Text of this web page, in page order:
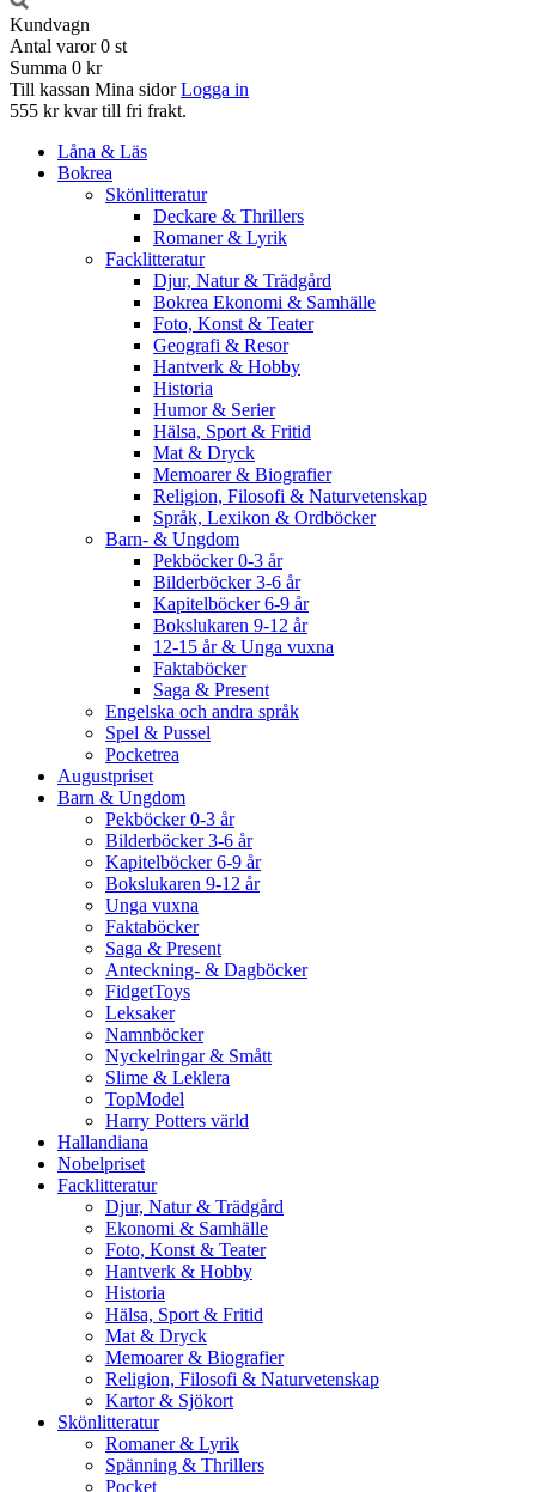
Kundvagn
Antal varor 0 st
Summa 0 kr
Till kassan Mina sidor Logga in
555 kr kvar till fri frakt.
Låna & Läs
Bokrea
Skönlitteratur
Deckare & Thrillers
Romaner & Lyrik
Facklitteratur
Djur, Natur & Trädgård
Bokrea Ekonomi & Samhälle
Foto, Konst & Teater
Geografi & Resor
Hantverk & Hobby
Historia
Humor & Serier
Hälsa, Sport & Fritid
Mat & Dryck
Memoarer & Biografier
Religion, Filosofi & Naturvetenskap
Språk, Lexikon & Ordböcker
Barn- & Ungdom
Pekböcker 0-3 år
Bilderböcker 3-6 år
Kapitelböcker 6-9 år
Bokslukaren 9-12 år
12-15 år & Unga vuxna
Faktaböcker
Saga & Present
Engelska och andra språk
Spel & Pussel
Pocketrea
Augustpriset
Barn & Ungdom
Pekböcker 0-3 år
Bilderböcker 3-6 år
Kapitelböcker 6-9 år
Bokslukaren 9-12 år
Unga vuxna
Faktaböcker
Saga & Present
Anteckning- & Dagböcker
FidgetToys
Leksaker
Namnböcker
Nyckelringar & Smått
Slime & Leklera
TopModel
Harry Potters värld
Hallandiana
Nobelpriset
Facklitteratur
Djur, Natur & Trädgård
Ekonomi & Samhälle
Foto, Konst & Teater
Hantverk & Hobby
Historia
Hälsa, Sport & Fritid
Mat & Dryck
Memoarer & Biografier
Religion, Filosofi & Naturvetenskap
Kartor & Sjökort
Skönlitteratur
Romaner & Lyrik
Spänning & Thrillers
Pocket